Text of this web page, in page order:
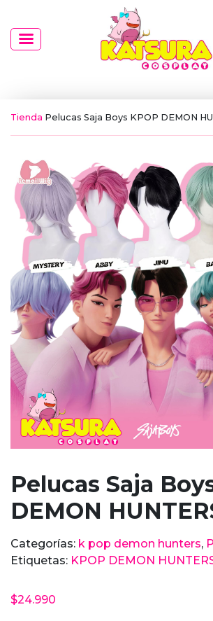
Tienda Pelucas Saja Boys KPOP DEMON
Pelucas Saja
DEMON
$24.990
Categorías: k pop demon hunters,
Etiquetas: KPOP DEMON